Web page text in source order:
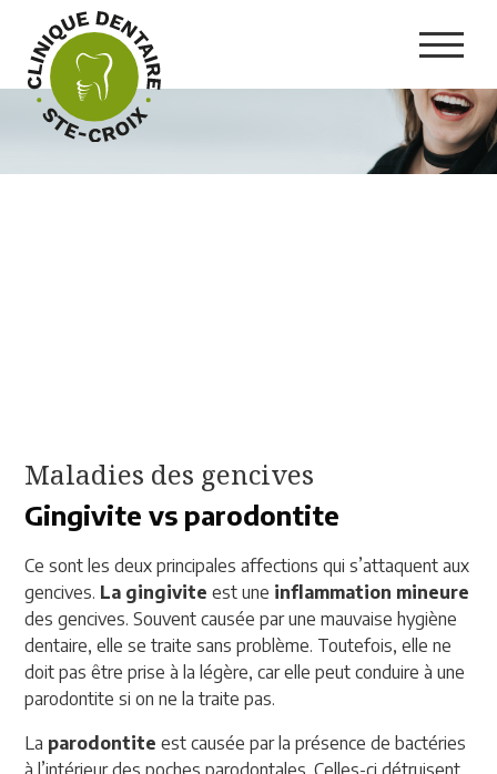
Maladies des gencives
Gingivite vs parodontite
Ce sont les deux principales affections qui s’attaquent aux
gencives. La gingivite est une inflammation mineure
des gencives. Souvent causée par une mauvaise hygiène
dentaire, elle se traite sans problème. Toutefois, elle ne
doit pas être prise à la légère, car elle peut conduire à une
parodontite si on ne la traite pas.
La parodontite est causée par la présence de bactéries
à l’intérieur des poches parodontales. Celles-ci détruisent